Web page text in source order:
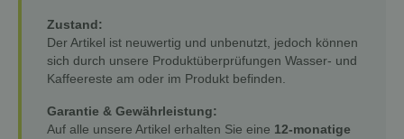
Zustand:
Der Artikel ist neuwertig und unbenutzt, jedoch können
sich durch unsere Produktüberprüfungen Wasser- und
Kaffeereste am oder im Produkt befinden.
Garantie & Gewährleistung:
Auf alle unsere Artikel erhalten Sie eine 12-monatige